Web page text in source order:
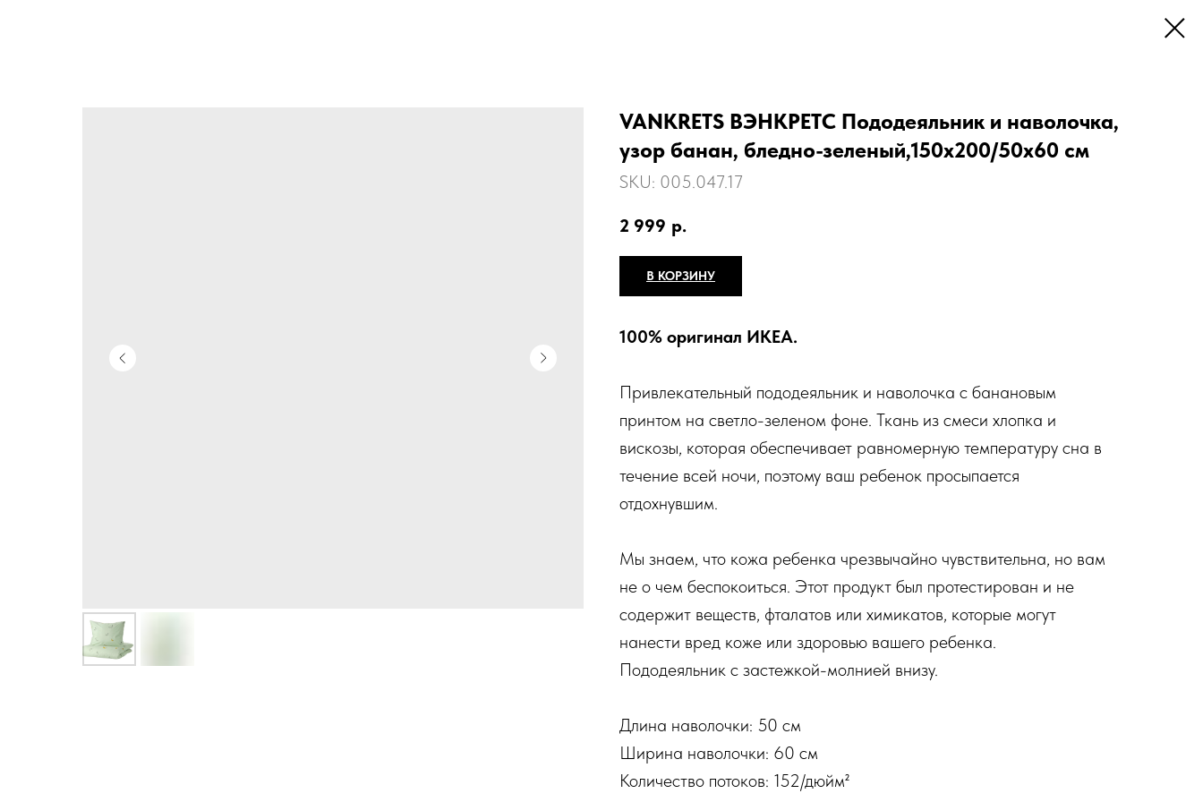
VANKRETS ВЭНКРЕТС Пододеяльник и наволочка,
узор банан, бледно-зеленый,150х200/50х60 см
SKU: 005.047.17
2 999 р.
В КОРЗИНУ
100% оригинал ИКЕА.
Привлекательный пододеяльник и наволочка с банановым
принтом на светло-зеленом фоне. Ткань из смеси хлопка и
вискозы, которая обеспечивает равномерную температуру сна в
течение всей ночи, поэтому ваш ребенок просыпается
отдохнувшим.
Мы знаем, что кожа ребенка чрезвычайно чувствительна, но вам
не о чем беспокоиться. Этот продукт был протестирован и не
содержит веществ, фталатов или химикатов, которые могут
нанести вред коже или здоровью вашего ребенка.
Пододеяльник с застежкой-молнией внизу.
Длина наволочки: 50 см
Ширина наволочки: 60 см
Количество потоков: 152/дюйм²